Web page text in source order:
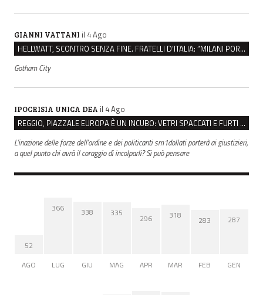
GIANNI VATTANI il 4 Ago
HELLWATT, SCONTRO SENZA FINE. FRATELLI D’ITALIA: “MILANI PORTA DOCUMENTI, DE FRANCO INSULTI”
Gotham City
IPOCRISIA UNICA DEA il 4 Ago
REGGIO, PIAZZALE EUROPA È UN INCUBO: VETRI SPACCATI E FURTI SULLE AUTO IN SOSTA
L'inazione delle forze dell'ordine e dei politicanti sm1dollati porterà ai giustizieri,
a quel punto chi avrà il coraggio di incolparli? Si può pensare
52
AGO
366
LUG
338
GIU
335
MAG
296
APR
318
MAR
283
FEB
287
GEN